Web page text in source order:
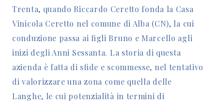
Trenta, quando Riccardo Ceretto fonda la Casa
Vinicola Ceretto nel comune di Alba (CN), la cui
conduzione passa ai figli Bruno e Marcello agli
inizi degli Anni Sessanta. La storia di questa
azienda è fatta di sfide e scommesse, nel tentativo
di valorizzare una zona come quella delle
Langhe, le cui potenzialità in termini di